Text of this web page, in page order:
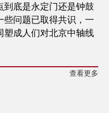
到底是永定门还是钟鼓
些问题已取得共识，一
塑成人们对北京中轴线
查看更多